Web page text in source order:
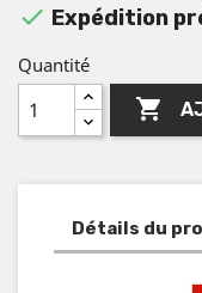
 Expédition
Quantité

Détails du